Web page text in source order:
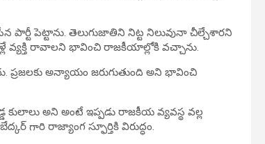
పెట్టాను. తెలుగుజాతిని నిట్ట నిలువునా చీల్చేశారని
వ్యక్తి రావాలని భావించి రాజకీయాల్లోకి వచ్చాను.
అన్యాయం జరుగుతుంది అని భావించి
అని అంటే ఇప్పడు రాజకీయ వ్యవస్థ వల్ల
గారి రాజ్యాంగ స్ఫూర్తికి విరుద్ధం.